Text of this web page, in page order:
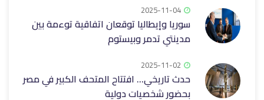
2025-11-04
سوريا وإيطاليا توقعان اتفاقية توءمة بين
مدينتي تدمر وبيستوم
2025-11-02
حدث تاريخي... افتتاح المتحف الكبير في مصر
بحضور شخصيات دولية